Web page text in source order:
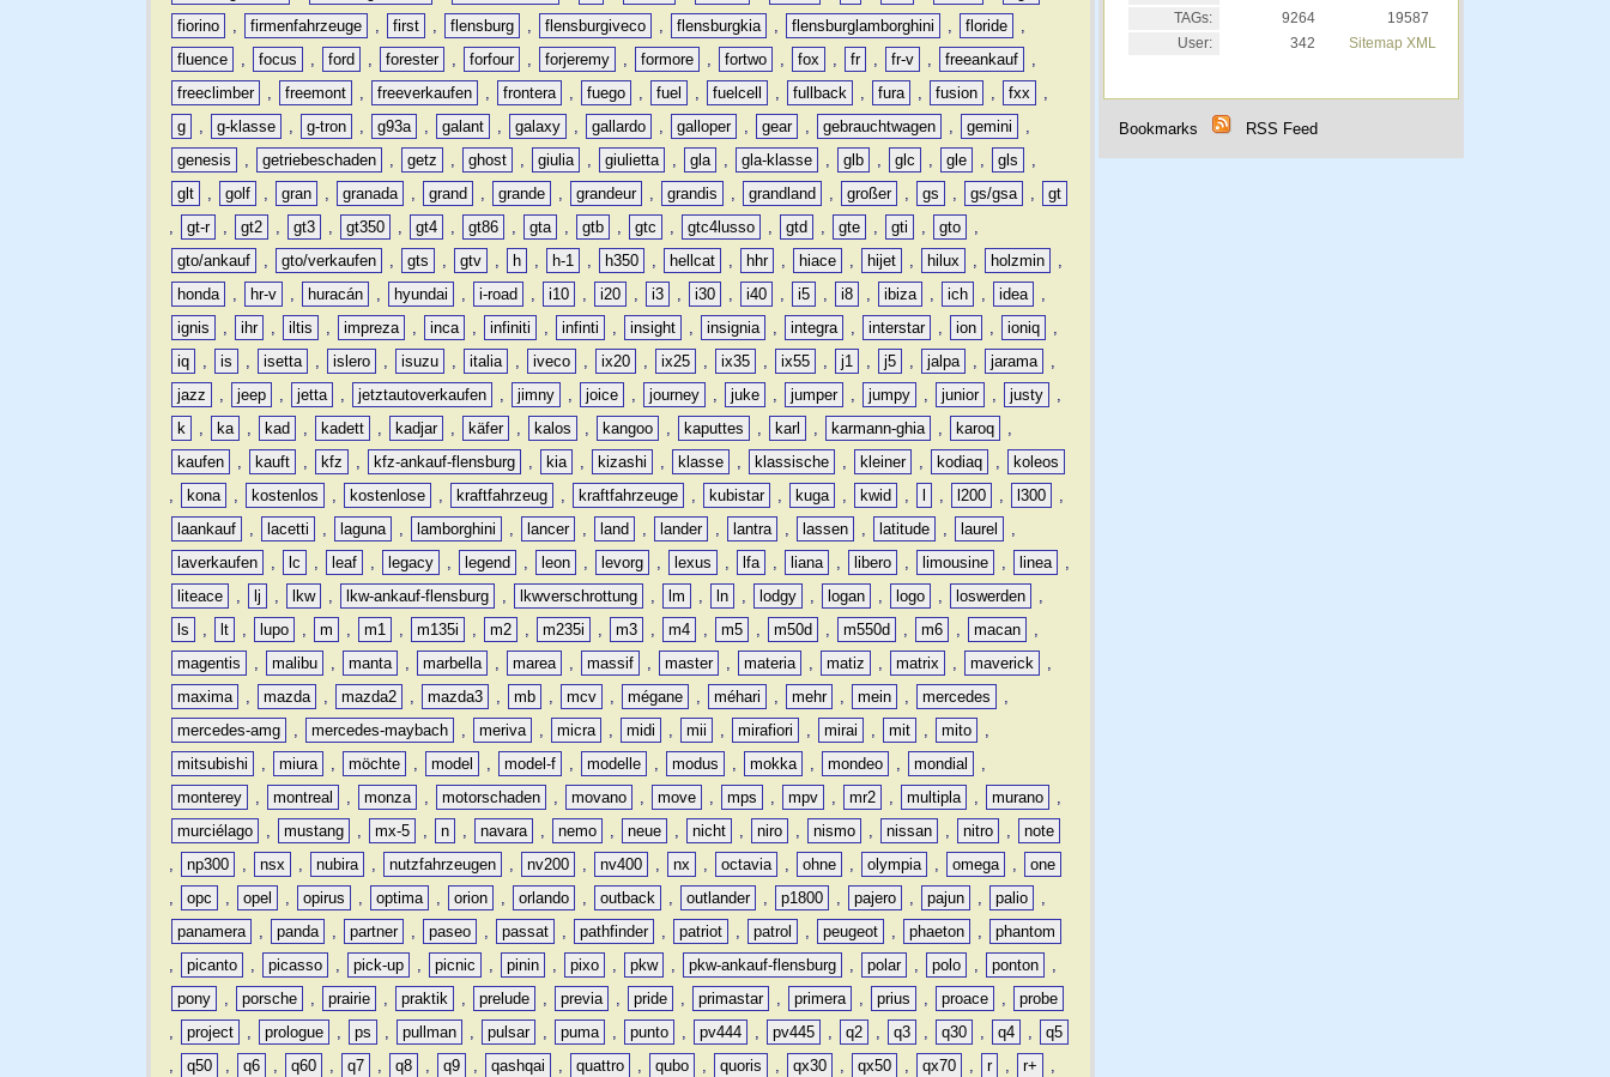
fiorino
, firmenfahrzeuge , first , flensburg , flensburgiveco , flensburgkia , flensburglamborghini , floride
,
fluence
, focus , ford , forester , forfour , forjeremy , formore , fortwo , fox , fr , fr-v , freeankauf
,
freeclimber
, freemont , freeverkaufen , frontera , fuego , fuel , fuelcell , fullback , fura , fusion , fxx
,
g
, g-klasse , g-tron , g93a , galant , galaxy , gallardo , galloper , gear , gebrauchtwagen , gemini
,
genesis
, getriebeschaden , getz , ghost , giulia , giulietta , gla , gla-klasse , glb , glc , gle , gls
,
glt
, golf , gran , granada , grand , grande , grandeur , grandis , grandland , großer , gs , gs/gsa ,
gt
,
gt-r , gt2 , gt3 , gt350 , gt4 , gt86 , gta , gtb , gtc , gtc4lusso , gtd , gte , gti , gto
,
gto/ankauf
, gto/verkaufen , gts , gtv , h , h-1 , h350 , hellcat , hhr , hiace , hijet , hilux , holzmin
,
honda
, hr-v , huracán , hyundai , i-road , i10 , i20 , i3 , i30 , i40 , i5 , i8 , ibiza , ich , idea
,
ignis
, ihr , iltis , impreza , inca , infiniti , infinti , insight , insignia , integra , interstar , ion , ioniq
,
iq
, is , isetta , islero , isuzu , italia , iveco , ix20 , ix25 , ix35 , ix55 , j1 , j5 , jalpa , jarama
,
jazz
, jeep , jetta , jetztautoverkaufen , jimny , joice , journey , juke , jumper , jumpy , junior , justy
,
k
, ka , kad , kadett , kadjar , käfer , kalos , kangoo , kaputtes , karl , karmann-ghia , karoq
,
kaufen
, kauft , kfz , kfz-ankauf-flensburg , kia , kizashi , klasse , klassische , kleiner , kodiaq ,
koleos
,
kona , kostenlos , kostenlose , kraftfahrzeug , kraftfahrzeuge , kubistar , kuga , kwid , , l200 , l300
,
laankauf
, lacetti , laguna , lamborghini , lancer , land , lander , lantra , lassen , latitude , laurel
,
laverkaufen
, lc , leaf , legacy , legend , leon , levorg , lexus , lfa , liana , libero , limousine , linea
,
liteace
, lj , lkw , lkw-ankauf-flensburg , lkwverschrottung , lm , ln , lodgy , logan , logo , loswerden
,
ls
, lt , lupo , m , m1 , m135i , m2 , m235i , m3 , m4 , m5 , m50d , m550d , m6 , macan
,
magentis
, malibu , manta , marbella , marea , massif , master , materia , matiz , matrix , maverick
,
maxima
, mazda , mazda2 , mazda3 , mb , mcv , mégane , méhari , mehr , mein , mercedes
,
mercedes-amg
, mercedes-maybach , meriva , micra , midi , mii , mirafiori , mirai , mit , mito
,
mitsubishi
, miura , möchte , model , model-f , modelle , modus , mokka , mondeo , mondial
,
monterey
, montreal , monza , motorschaden , movano , move , mps , mpv , mr2 , multipla , murano
,
murciélago
, mustang , mx-5 , n , navara , nemo , neue , nicht , niro , nismo , nissan , nitro ,
note
,
np300 , nsx , nubira , nutzfahrzeugen , nv200 , nv400 , nx , octavia , ohne , olympia , omega ,
one
,
opc , opel , opirus , optima , orion , orlando , outback , outlander , p1800 , pajero , pajun , palio
,
panamera
, panda , partner , paseo , passat , pathfinder , patriot , patrol , peugeot , phaeton ,
phantom
,
picanto , picasso , pick-up , picnic , pinin , pixo , pkw , pkw-ankauf-flensburg , polar , polo , ponton
,
pony
, porsche , prairie , praktik , prelude , previa , pride , primastar , primera , prius , proace ,
probe
,
project , prologue , ps , pullman , pulsar , puma , punto , pv444 , pv445 , q2 , q3 , q30 , q4 ,
q5
,
q50 , q6 , q60 , q7 , q8 , q9 , qashqai , quattro , qubo , quoris , qx30 , qx50 , qx70 , r , r+
,
TAGs:
9264
19587
User:
342 Sitemap XML
Bookmarks RSS Feed